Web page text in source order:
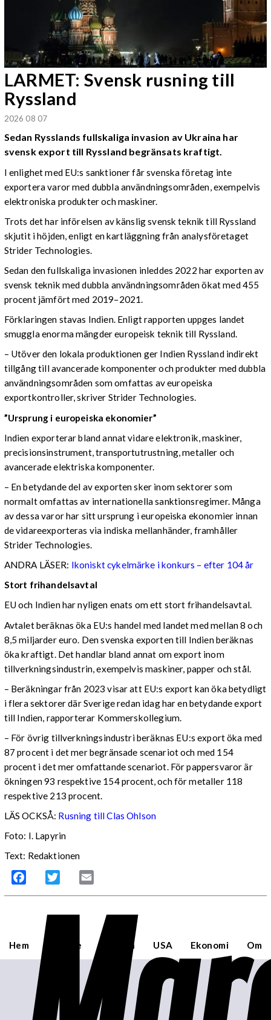
LARMET: Svensk rusning till
Ryssland
2026 08 07
Sedan Rysslands fullskaliga invasion av Ukraina har
svensk export till Ryssland begränsats kraftigt.
I enlighet med EU:s sanktioner får svenska företag inte
exportera varor med dubbla användningsområden, exempelvis
elektroniska produkter och maskiner.
Trots det har införelsen av känslig svensk teknik till Ryssland
skjutit i höjden, enligt en kartläggning från analysföretaget
Strider Technologies.
Sedan den fullskaliga invasionen inleddes 2022 har exporten av
svensk teknik med dubbla användningsområden ökat med 455
procent jämfört med 2019–2021.
Förklaringen stavas Indien. Enligt rapporten uppges landet
smuggla enorma mängder europeisk teknik till Ryssland.
– Utöver den lokala produktionen ger Indien Ryssland indirekt
tillgång till avancerade komponenter och produkter med dubbla
användningsområden som omfattas av europeiska
exportkontroller, skriver Strider Technologies.
”Ursprung i europeiska ekonomier”
Indien exporterar bland annat vidare elektronik, maskiner,
precisionsinstrument, transportutrustning, metaller och
avancerade elektriska komponenter.
– En betydande del av exporten sker inom sektorer som
normalt omfattas av internationella sanktionsregimer. Många
av dessa varor har sitt ursprung i europeiska ekonomier innan
de vidareexporteras via indiska mellanhänder, framhåller
Strider Technologies.
ANDRA LÄSER: Ikoniskt cykelmärke i konkurs – efter 104 år
Stort frihandelsavtal
EU och Indien har nyligen enats om ett stort frihandelsavtal.
Avtalet beräknas öka EU:s handel med landet med mellan 8 och
8,5 miljarder euro. Den svenska exporten till Indien beräknas
öka kraftigt. Det handlar bland annat om export inom
tillverkningsindustrin, exempelvis maskiner, papper och stål.
– Beräkningar från 2023 visar att EU:s export kan öka betydligt
i flera sektorer där Sverige redan idag har en betydande export
till Indien, rapporterar Kommerskollegium.
– För övrig tillverkningsindustri beräknas EU:s export öka med
87 procent i det mer begränsade scenariot och med 154
procent i det mer omfattande scenariot. För pappersvaror är
ökningen 93 respektive 154 procent, och för metaller 118
respektive 213 procent.
LÄS OCKSÅ: Rusning till Clas Ohlson
Foto: I. Lapyrin
Text: Redaktionen
Facebook Twitter
Hem Sverige Världen USA Ekonomi Om